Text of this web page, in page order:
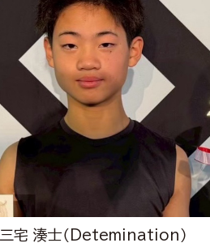
三宅 湊士（Detemination）